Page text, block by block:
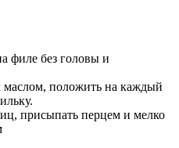
филе без головы и
маслом, положить на каждый
присыпать перцем и мелко